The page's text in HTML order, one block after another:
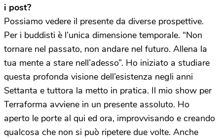
i post?
Possiamo vedere il presente da diverse prospettive.
Per i buddisti è l’unica dimensione temporale. “Non
tornare nel passato, non andare nel futuro. Allena la
tua mente a stare nell’adesso”. Ho iniziato a studiare
questa profonda visione dell’esistenza negli anni
Settanta e tuttora la metto in pratica. Il mio show per
Terraforma avviene in un presente assoluto. Ho
aperto le porte al qui ed ora, improvvisando e creando
qualcosa che non si può ripetere due volte. Anche